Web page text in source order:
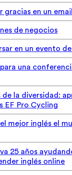
gracias en un
de negocios
en un evento
una
la diversidad:
EF Pro Cycling
mejor inglés el
25 años
inglés online